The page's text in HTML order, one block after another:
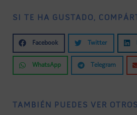
SI TE HA GUSTADO,
Facebook Twitter
WhatsApp Telegram
TAMBIÉN PUEDES VER